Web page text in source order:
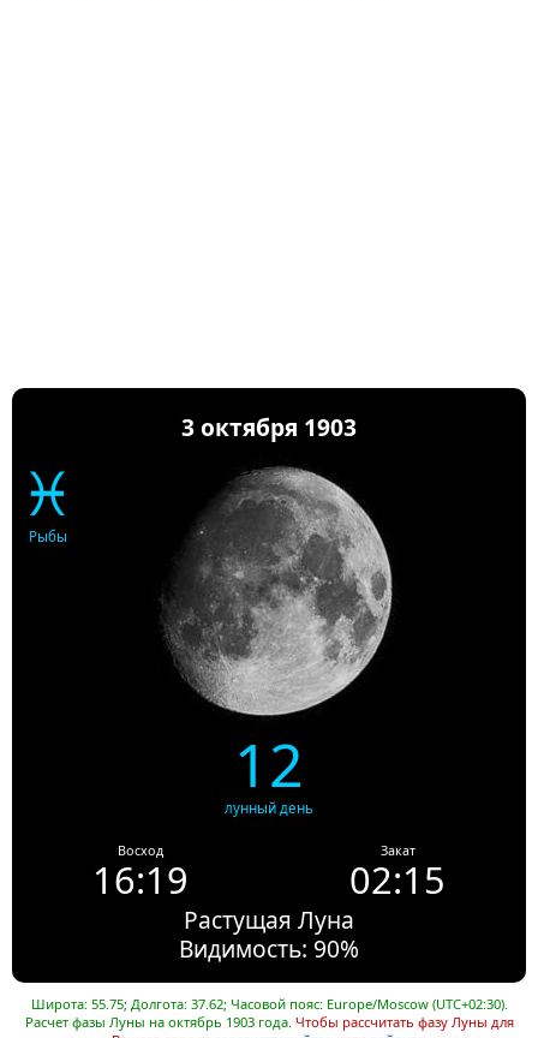
3 октября 1903
♓
Рыбы
12
лунный день
Восход
16:19
Закат
02:15
Растущая Луна
Видимость: 90%
Широта: 55.75; Долгота: 37.62; Часовой пояс: Europe/Moscow (UTC+02:30).
Расчет фазы Луны на октябрь 1903 года. Чтобы рассчитать фазу Луны для